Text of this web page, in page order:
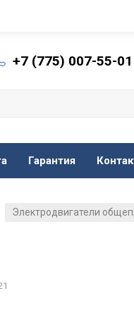
+7 (775) 007-55-01
Гарантия
Электродвигатели